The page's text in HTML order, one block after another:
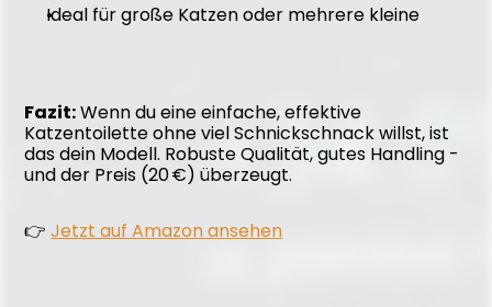
Ideal für große Katzen oder mehrere kleine
Fazit: Wenn du eine einfache, effektive
Katzentoilette ohne viel Schnickschnack willst, ist
das dein Modell. Robuste Qualität, gutes Handling -
und der Preis (20 €) überzeugt.
👉 Jetzt auf Amazon ansehen